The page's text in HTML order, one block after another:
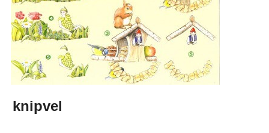
knipvel